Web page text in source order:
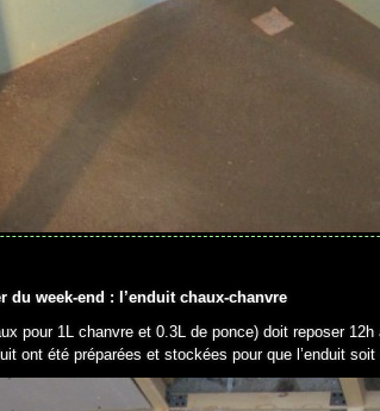
du week-end : l’enduit chaux-chanvre
pour 1L chanvre et 0.3L de ponce) doit reposer
ont été préparées et stockées pour que l’enduit